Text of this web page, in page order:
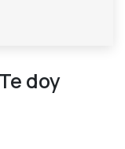
doy